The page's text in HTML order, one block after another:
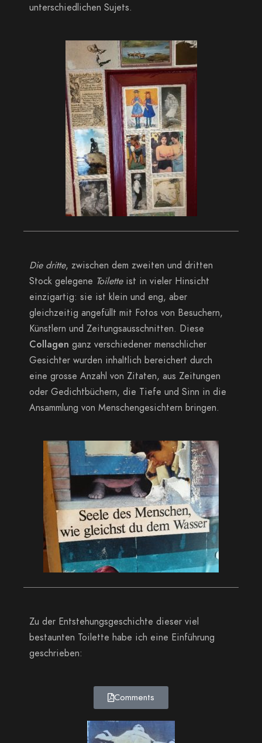
unterschiedlichen Sujets.
Die dritte, zwischen dem zweiten und dritten
Stock gelegene Toiletteist in vieler Hinsicht
einzigartig: sie ist klein und eng, aber
gleichzeitig angefüllt mit Fotos von Besuchern,
Künstlern und Zeitungsausschnitten. Diese
Collagen ganz verschiedener menschlicher
Gesichter wurden inhaltlich bereichert durch
eine grosse Anzahl von Zitaten, aus Zeitungen
oder Gedichtbüchern, die Tiefe und Sinn in die
Ansammlung von Menschengesichtern bringen.
Zu der Entstehungsgeschichte dieser viel
bestaunten Toilette habe ich eine Einführung
geschrieben:
Comments